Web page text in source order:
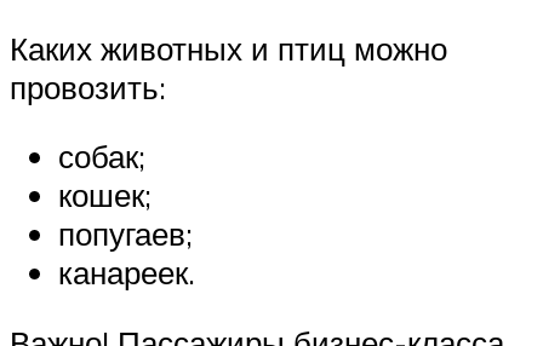
Каких животных и птиц можно
провозить:
собак;
кошек;
попугаев;
канареек.